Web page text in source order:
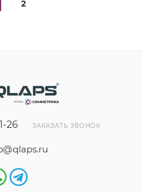
2
26 ЗАКАЗАТЬ ЗВОНОК